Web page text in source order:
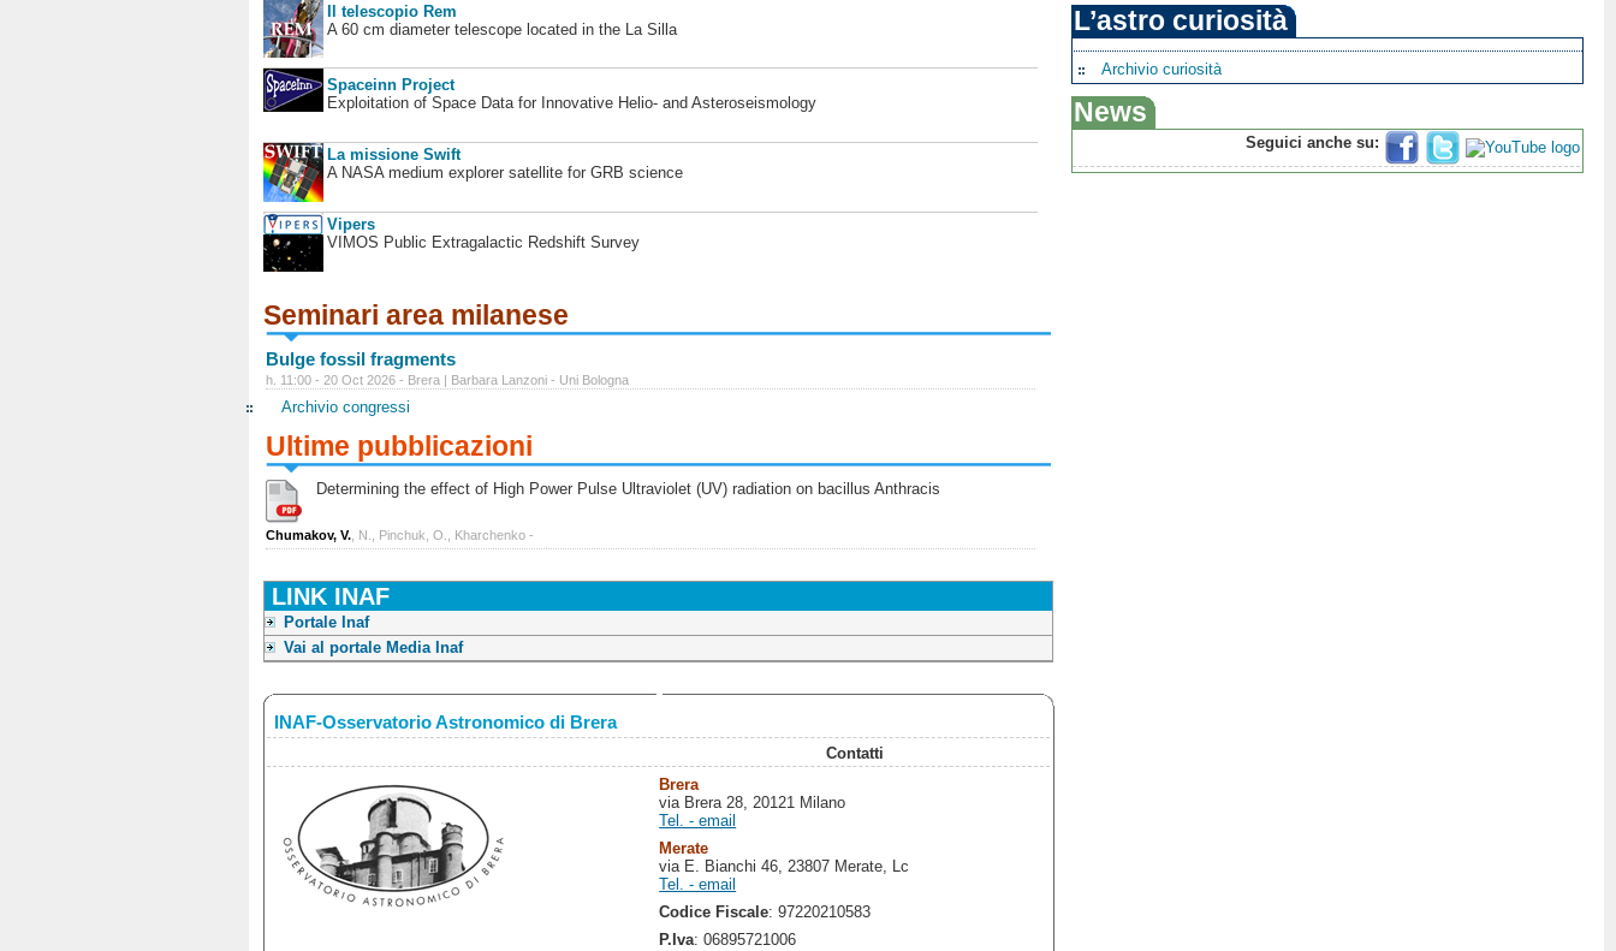
Il telescopio Rem
A 60 cm diameter telescope located in the La Silla
Spaceinn Project
Exploitation of Space Data for Innovative Helio- and Asteroseismology
La missione Swift
A NASA medium explorer satellite for GRB science
Vipers
VIMOS Public Extragalactic Redshift Survey
Seminari area milanese
Bulge fossil fragments
h. 11:00 - 20 Oct 2026 - Brera | Barbara Lanzoni - Uni Bologna
Archivio congressi
Ultime pubblicazioni
Determining the effect of High Power Pulse Ultraviolet (UV) radiation on bacillus Anthracis
Chumakov, V. , N., Pinchuk, O., Kharchenko -
LINK INAF
Portale Inaf
Vai al portale Media Inaf
INAF-Osservatorio Astronomico di Brera
Contatti
Brera
via Brera 28, 20121 Milano
Tel. - email
Merate
via E. Bianchi 46, 23807 Merate, Lc
Tel. - email
Codice Fiscale: 97220210583
P.Iva: 06895721006
L’astro curiosità
Archivio curiosità
News
Seguici anche su: